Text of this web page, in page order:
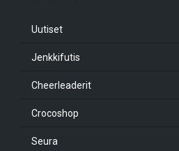
Uutiset
Jenkkifutis
Cheerleaderit
Crocoshop
Seura